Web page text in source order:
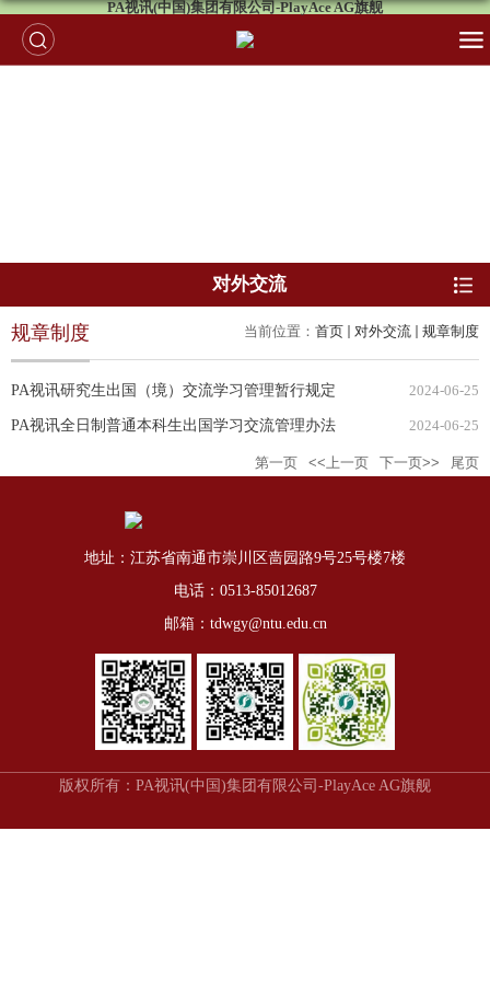
PA视讯(中国)集团有限公司-PlayAce AG旗舰
对外交流
当前位置： 首页 对外交流 规章制度
规章制度
PA视讯研究生出国（境）交流学习管理暂行规定 2024-06-25
PA视讯全日制普通本科生出国学习交流管理办法 2024-06-25
第一页 <<上一页 下一页>> 尾页
地址：江苏省南通市崇川区啬园路9号25号楼7楼
电话：0513-85012687
邮箱：tdwgy@ntu.edu.cn
版权所有：PA视讯(中国)集团有限公司-PlayAce AG旗舰